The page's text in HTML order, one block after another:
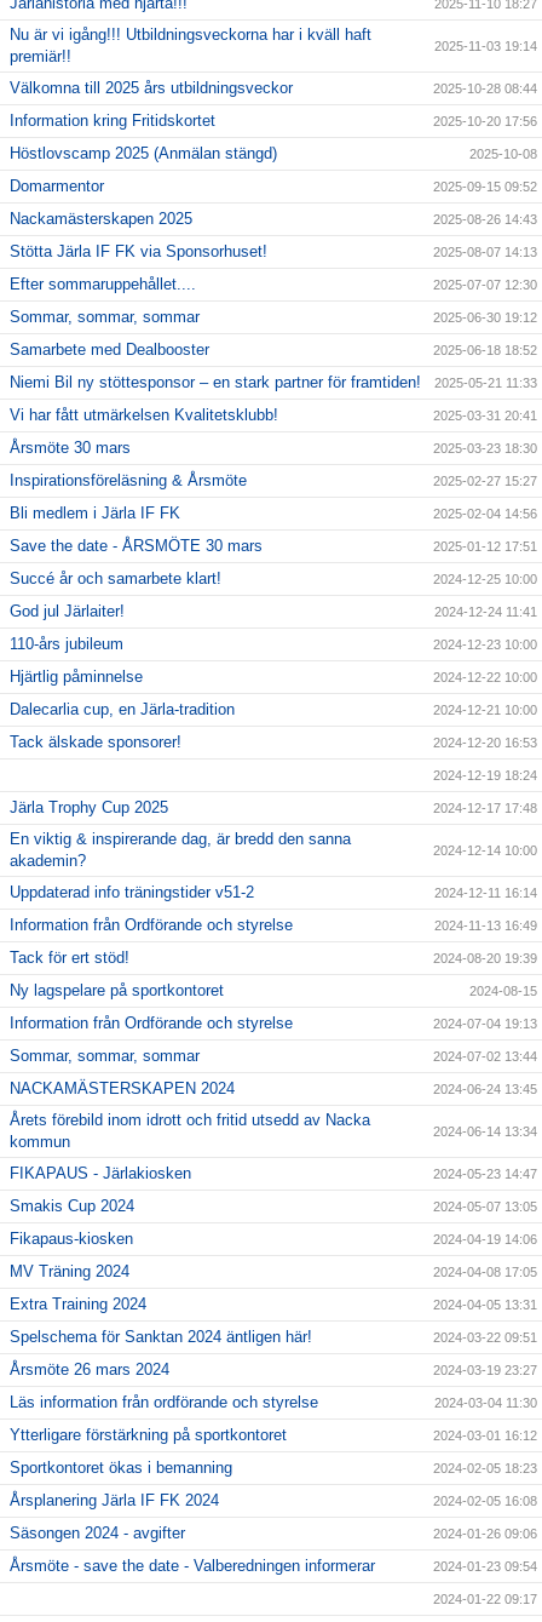
2025-11-10 18:27
Nu är vi igång!!! Utbildningsveckorna har i kväll haft
premiär!!
2025-11-03 19:14
Välkomna till 2025 års utbildningsveckor 2025-10-28 08:44
Information kring Fritidskortet 2025-10-20 17:56
Höstlovscamp 2025 (Anmälan stängd) 2025-10-08
Domarmentor 2025-09-15 09:52
Nackamästerskapen 2025 2025-08-26 14:43
Stötta Järla IF FK via Sponsorhuset! 2025-08-07 14:13
Efter sommaruppehållet.... 2025-07-07 12:30
Sommar, sommar, sommar 2025-06-30 19:12
Samarbete med Dealbooster 2025-06-18 18:52
Niemi Bil ny stöttesponsor – en stark partner för framtiden! 2025-05-21 11:33
Vi har fått utmärkelsen Kvalitetsklubb! 2025-03-31 20:41
Årsmöte 30 mars 2025-03-23 18:30
Inspirationsföreläsning & Årsmöte 2025-02-27 15:27
Bli medlem i Järla IF FK 2025-02-04 14:56
Save the date - ÅRSMÖTE 30 mars 2025-01-12 17:51
Succé år och samarbete klart! 2024-12-25 10:00
God jul Järlaiter! 2024-12-24 11:41
110-års jubileum 2024-12-23 10:00
Hjärtlig påminnelse 2024-12-22 10:00
Dalecarlia cup, en Järla-tradition 2024-12-21 10:00
Tack älskade sponsorer! 2024-12-20 16:53
2024-12-19 18:24
Järla Trophy Cup 2025 2024-12-17 17:48
En viktig & inspirerande dag, är bredd den sanna
akademin?
2024-12-14 10:00
Uppdaterad info träningstider v51-2 2024-12-11 16:14
Information från Ordförande och styrelse 2024-11-13 16:49
Tack för ert stöd! 2024-08-20 19:39
Ny lagspelare på sportkontoret 2024-08-15
Information från Ordförande och styrelse 2024-07-04 19:13
Sommar, sommar, sommar 2024-07-02 13:44
NACKAMÄSTERSKAPEN 2024 2024-06-24 13:45
Årets förebild inom idrott och fritid utsedd av Nacka
kommun
2024-06-14 13:34
FIKAPAUS - Järlakiosken 2024-05-23 14:47
Smakis Cup 2024 2024-05-07 13:05
Fikapaus-kiosken 2024-04-19 14:06
MV Träning 2024 2024-04-08 17:05
Extra Training 2024 2024-04-05 13:31
Spelschema för Sanktan 2024 äntligen här! 2024-03-22 09:51
Årsmöte 26 mars 2024 2024-03-19 23:27
Läs information från ordförande och styrelse 2024-03-04 11:30
Ytterligare förstärkning på sportkontoret 2024-03-01 16:12
Sportkontoret ökas i bemanning 2024-02-05 18:23
Årsplanering Järla IF FK 2024 2024-02-05 16:08
Säsongen 2024 - avgifter 2024-01-26 09:06
Årsmöte - save the date - Valberedningen informerar 2024-01-23 09:54
2024-01-22 09:17